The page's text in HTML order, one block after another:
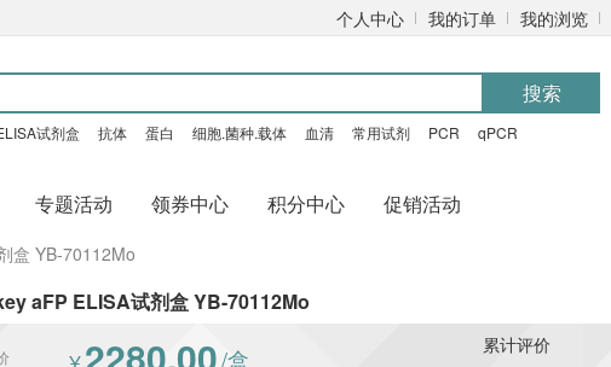
个人中心 我的订单 我的浏览
搜索
试剂盒 抗体 蛋白 细胞.菌种.载体 血清 常用试剂 PCR qPCR
专题活动 领券中心 积分中心 促销活动
盒 YB-70112Mo
aFP ELISA试剂盒 YB-70112Mo
/盒
累计评价